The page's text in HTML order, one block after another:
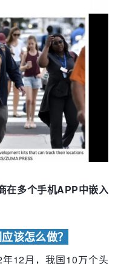
在多个手机APP中嵌入
该怎么做？
12月，我国10万个头